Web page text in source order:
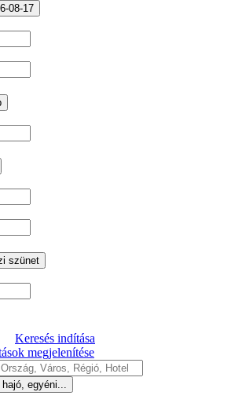
08-17
szünet
Keresés indítása
megjelenítése
hajó, egyéni...